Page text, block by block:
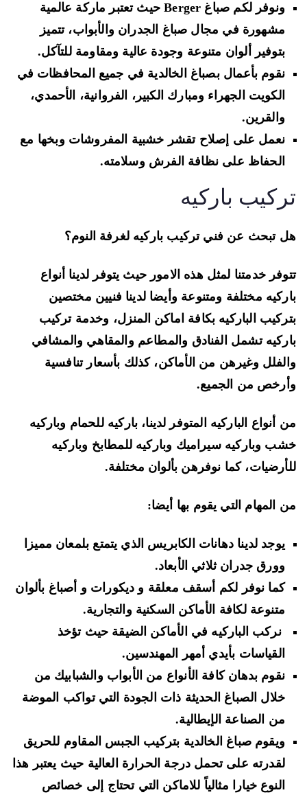
ونوفر لكم صباغ Berger حيث تعتبر ماركة عالمية
مشهورة في مجال صباغ الجدران والأبواب، تتميز
بتوفير ألوان متنوعة وجودة عالية ومقاومة للتآكل.
نقوم بأعمال بصباغ الخالدية في جميع المحافظات في
الكويت الجهراء ومبارك الكبير، الفروانية، الأحمدي،
والقرين.
نعمل على إصلاح تقشر خشبية المفروشات وبخها مع
الحفاظ على نظافة الفرش وسلامته.
باركيه
تبحث عن فني تركيب باركيه لغرفة النوم؟
خدمتنا لمثل هذه الامور حيث يتوفر لدينا أنواع
مختلفة ومتنوعة وأيضا لدينا فنيين مختصين
الباركيه بكافة اماكن المنزل، وخدمة تركيب
تشمل الفنادق والمطاعم والمقاهي والمشافي
وغيرهن من الأماكن، كذلك بأسعار تنافسية
من الجميع.
أنواع الباركيه المتوفر لدينا، باركيه للحمام وباركيه
وباركيه سيراميك وباركيه للمطابخ وباركيه
كما نوفرهن بألوان مختلفة.
المهام التي يقوم بها أيضا:
يوجد لدينا دهانات الكابريس الذي يتمتع بلمعان مميزا
وورق جدران ثلاثي الأبعاد.
كما نوفر لكم أسقف معلقة و ديكورات و أصباغ بألوان
متنوعة لكافة الأماكن السكنية والتجارية.
نركب الباركيه في الأماكن الضيقة حيث تؤخذ
القياسات بأيدي أمهر المهندسين.
نقوم بدهان كافة الأنواع من الأبواب والشبابيك من
خلال الصباغ الحديثة ذات الجودة التي تواكب الموضة
من الصناعة الإيطالية.
ويقوم صباغ الخالدية بتركيب الجبس المقاوم للحريق
لقدرته على تحمل درجة الحرارة العالية حيث يعتبر هذا
النوع خيارا مثالياً للاماكن التي تحتاج إلى خصائص